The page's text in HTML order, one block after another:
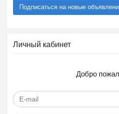
Подписаться на новые
Личный кабинет
Добро